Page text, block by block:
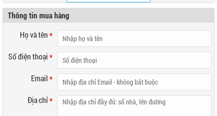
khác
Thông tin mua hàng
Họ và tên*
Số điện thoại*
Email*
Địa chỉ*